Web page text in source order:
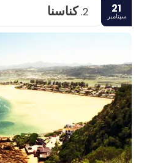
21
سپتامبر 2. کناسنا